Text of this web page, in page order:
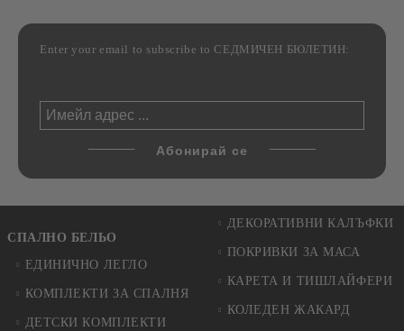
Enter your email to subscribe to СЕДМИЧЕН БЮЛЕТИН:
СПАЛНО БЕЛЬО
ЕДИНИЧНО ЛЕГЛО
КОМПЛЕКТИ ЗА СПАЛНЯ
ДЕТСКИ КОМПЛЕКТИ
ДЕКОРАТИВНИ КАЛЪФКИ
ПОКРИВКИ ЗА МАСА
КАРЕТА И ТИШЛАЙФЕРИ
КОЛЕДЕН ЖАКАРД